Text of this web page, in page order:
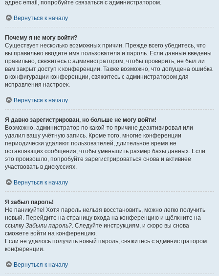
адрес email, попробуйте связаться с администратором.
Вернуться к началу
Почему я не могу войти?
Существует несколько возможных причин. Прежде всего убедитесь, что
вы правильно вводите имя пользователя и пароль. Если данные введены
правильно, свяжитесь с администратором, чтобы проверить, не был ли
вам закрыт доступ к конференции. Также возможно, что допущена ошибка
в конфигурации конференции, свяжитесь с администратором для
исправления настроек.
Вернуться к началу
Я давно зарегистрирован, но больше не могу войти!
Возможно, администратор по какой-то причине деактивировал или
удалил вашу учётную запись. Кроме того, многие конференции
периодически удаляют пользователей, длительное время не
оставляющих сообщения, чтобы уменьшить размер базы данных. Если
это произошло, попробуйте зарегистрироваться снова и активнее
участвовать в дискуссиях.
Вернуться к началу
Я забыл пароль!
Не паникуйте! Хотя пароль нельзя восстановить, можно легко получить
новый. Перейдите на страницу входа на конференцию и щёлкните на
ссылку Забыли пароль?. Следуйте инструкциям, и скоро вы снова
сможете войти на конференцию.
Если не удалось получить новый пароль, свяжитесь с администратором
конференции.
Вернуться к началу